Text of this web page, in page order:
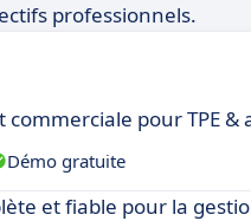
professionnels.
commerciale pour TPE &
Démo gratuite
et fiable pour la